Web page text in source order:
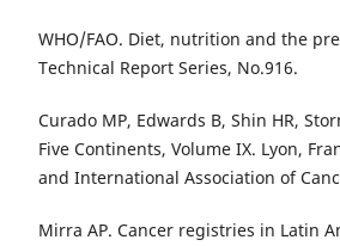
WHO/FAO. Diet, nutrition and the
Technical Report Series, No.916.
Curado MP, Edwards B, Shin HR,
Five Continents, Volume IX. Lyon,
and International Association of
Mirra AP. Cancer registries in Latin